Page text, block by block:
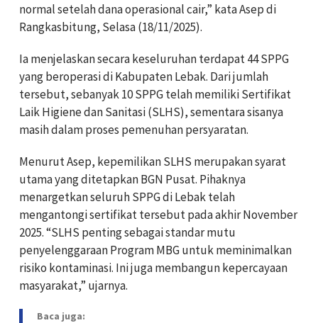
normal setelah dana operasional cair,” kata Asep di
Rangkasbitung, Selasa (18/11/2025).
Ia menjelaskan secara keseluruhan terdapat 44 SPPG
yang beroperasi di Kabupaten Lebak. Dari jumlah
tersebut, sebanyak 10 SPPG telah memiliki Sertifikat
Laik Higiene dan Sanitasi (SLHS), sementara sisanya
masih dalam proses pemenuhan persyaratan.
Menurut Asep, kepemilikan SLHS merupakan syarat
utama yang ditetapkan BGN Pusat. Pihaknya
menargetkan seluruh SPPG di Lebak telah
mengantongi sertifikat tersebut pada akhir November
2025. “SLHS penting sebagai standar mutu
penyelenggaraan Program MBG untuk meminimalkan
risiko kontaminasi. Ini juga membangun kepercayaan
masyarakat,” ujarnya.
Baca juga: